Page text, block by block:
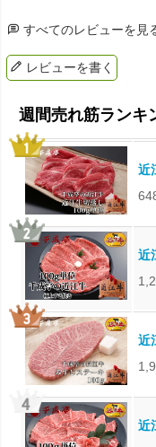
すべてのレビューを見
レビューを書く
近
近
近
近